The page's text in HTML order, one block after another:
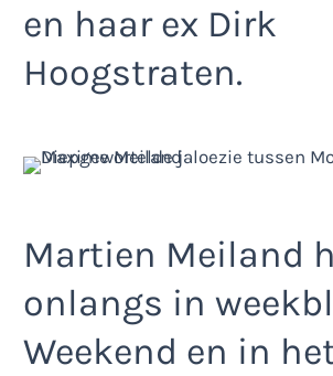
en haar ex Dirk
Hoogstraten.
Martien Meiland
onlangs in
Weekend en in